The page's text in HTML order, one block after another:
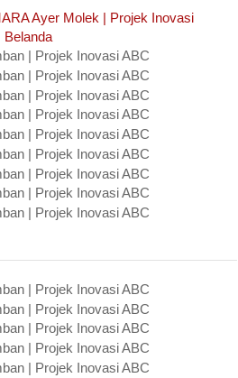
Ayer Molek | Projek Inovasi
Belanda
| Projek Inovasi ABC
| Projek Inovasi ABC
| Projek Inovasi ABC
| Projek Inovasi ABC
| Projek Inovasi ABC
| Projek Inovasi ABC
| Projek Inovasi ABC
| Projek Inovasi ABC
| Projek Inovasi ABC
| Projek Inovasi ABC
| Projek Inovasi ABC
| Projek Inovasi ABC
| Projek Inovasi ABC
| Projek Inovasi ABC